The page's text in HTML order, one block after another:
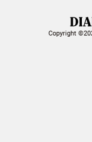
Copyright